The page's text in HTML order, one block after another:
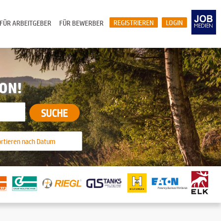
LOGIN
REGISTRIEREN
FÜR BEWERBER
FÜR ARBEITGEBER
SUCHE